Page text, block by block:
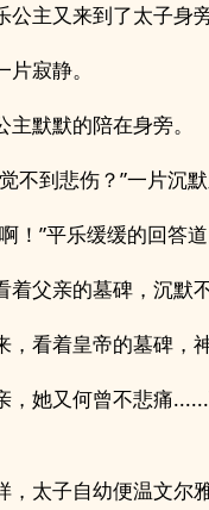
公主又来到了太子身
寂静。
默默的陪在身旁。
不到悲伤？”一片沉
！”平乐缓缓的回答道
父亲的墓碑，沉默不
看着皇帝的墓碑，
，她又何曾不悲痛
太子自幼便温文尔